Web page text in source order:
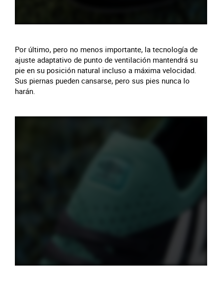
Por último, pero no menos importante, la tecnología de
ajuste adaptativo de punto de ventilación mantendrá su
pie en su posición natural incluso a máxima velocidad.
Sus piernas pueden cansarse, pero sus pies nunca lo
harán.